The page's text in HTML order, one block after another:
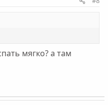
мягко? а там